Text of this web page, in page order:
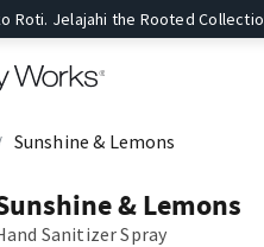
Roti. Jelajahi the Rooted
Sunshine & Lemons
& Lemons
Sanitizer Spray